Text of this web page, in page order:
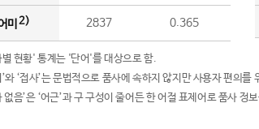
미 2) 2837 0.365
현황' 통계는 '단어'를 대상으로 함.
와 ‘접사’는 문법적으로 품사에 속하지 않지만 사용자 편의를
없음’은 ‘어근’과 구 구성이 줄어든 한 어절 표제어로 품사 정